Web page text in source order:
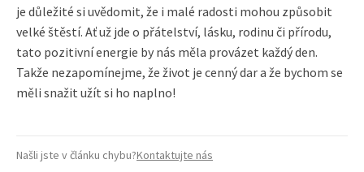
je důležité si uvědomit, že i malé radosti mohou způsobit
velké štěstí. Ať už jde o přátelství, lásku, rodinu či přírodu,
tato pozitivní energie by nás měla provázet každý den.
Takže nezapomínejme, že život je cenný dar a že bychom se
měli snažit užít si ho naplno!
Našli jste v článku chybu?Kontaktujte nás